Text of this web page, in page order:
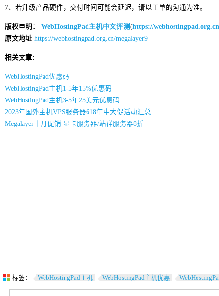
7、若升级产品硬件，交付时间可能会延迟，请以工单的沟通为准。
版权申明： WebHostingPad主机中文评测(https://
原文地址 https://webhostingpad.org.cn/megalayer9
相关文章:
WebHostingPad优惠码
WebHostingPad主机1-5年15%优惠码
WebHostingPad主机3-5年25美元优惠码
2023年国外主机VPS服务器618年中大促活动汇总
Megalayer十月促销 显卡服务器/站群服务器8折
标签： WebHostingPad主机 WebHostingPad主机优惠